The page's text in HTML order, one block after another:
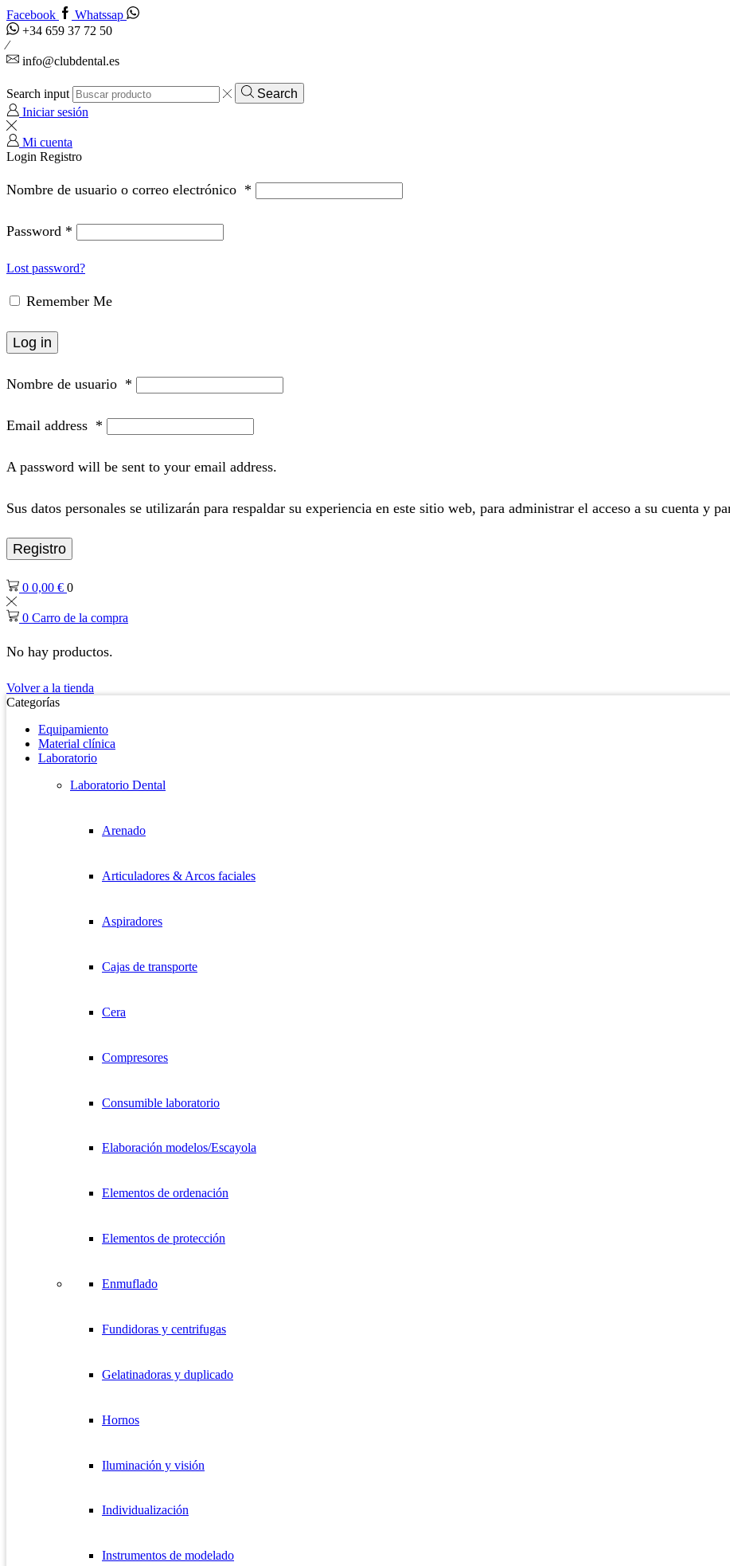
Facebook
Whatssap
+34 659 37 72 50
info@clubdental.es
Search input
Search
Iniciar sesión
Mi cuenta
Login Registro
Nombre de usuario o correo electrónico *
Password *
Lost password?
Remember Me
Log in
Nombre de usuario *
Email address *
A password will be sent to your email address.
Sus datos personales se utilizarán para respaldar su experiencia en este sitio web, para administrar el acceso a su cuenta y
Registro
0 0,00 € 0
0 Carro de la compra
No hay productos.
Volver a la tienda
Categorías
Equipamiento
Material clínica
Laboratorio
Laboratorio Dental
Arenado
Articuladores & Arcos faciales
Aspiradores
Cajas de transporte
Cera
Compresores
Consumible laboratorio
Elaboración modelos/Escayola
Elementos de ordenación
Elementos de protección
Enmuflado
Fundidoras y centrifugas
Gelatinadoras y duplicado
Hornos
Iluminación y visión
Individualización
Instrumentos de modelado